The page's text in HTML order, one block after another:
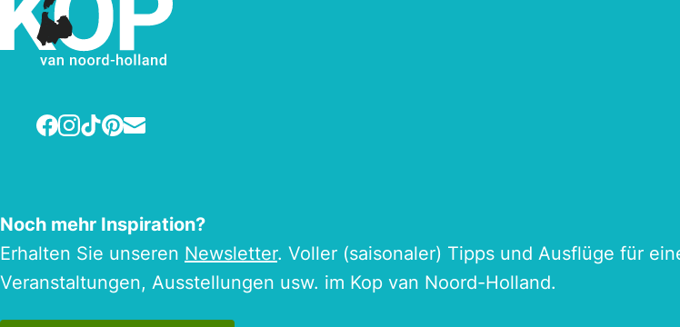
Facebook
Instagram
TikTok
Pinterest
E-mail
Noch mehr Inspiration?
Erhalten Sie unseren Newsletter. Voller (saisonaler) Tipps und Ausflüge für
Veranstaltungen, Ausstellungen usw. im Kop van Noord-Holland.